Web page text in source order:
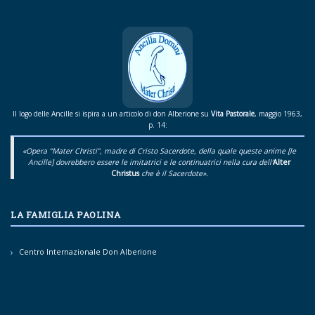
Il logo delle Ancille si ispira a un articolo di don Alberione su Vita Pastorale, maggio 1963,
p. 14:
«Opera “Mater Christi”, madre di Cristo Sacerdote, della quale queste anime [le
Ancille] dovrebbero essere le imitatrici e le continuatrici nella cura dell’Alter
Christusche è il Sacerdote».
LA FAMIGLIA PAOLINA
Centro Internazionale Don Alberione